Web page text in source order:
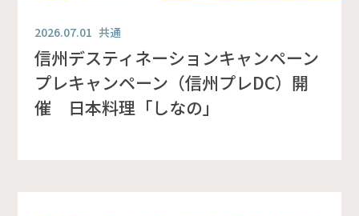
2026.07.01 共通
信州デスティネーションキャンペーン
プレキャンペーン（信州プレDC）開
催 日本料理「しなの」